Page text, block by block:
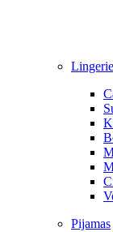
Lingerie
Pijamas